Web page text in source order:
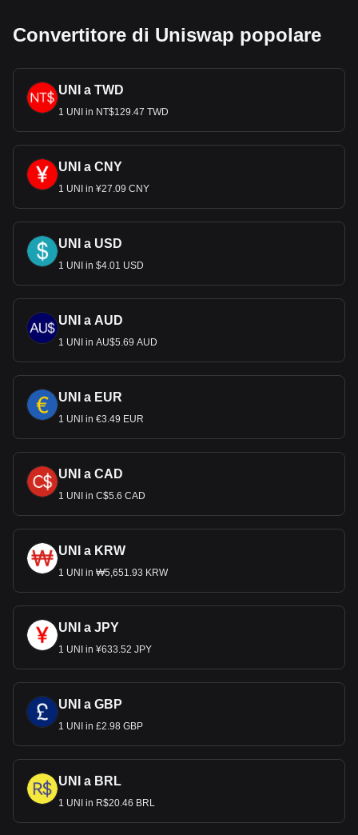
I dati relativi agli scambi di criptovalute di Bitget
Uniswap è quella tra UNI e CAD, con il codice di
valuta di Uniswap che è UNI. Usa il nostro calcolatore
crypto per vedere a quanto può essere scambiata la
tua criptovaluta per CAD.
Convertitore di Uniswap popolare
UNI a TWD
1 UNI in NT$129.47 TWD
UNI a CNY
1 UNI in ¥27.09 CNY
UNI a USD
1 UNI in $4.01 USD
UNI a AUD
1 UNI in AU$5.69 AUD
UNI a EUR
1 UNI in €3.49 EUR
UNI a CAD
1 UNI in C$5.6 CAD
UNI a KRW
1 UNI in ₩5,651.93 KRW
UNI a JPY
1 UNI in ¥633.52 JPY
UNI a GBP
1 UNI in £2.98 GBP
UNI a BRL
1 UNI in R$20.46 BRL